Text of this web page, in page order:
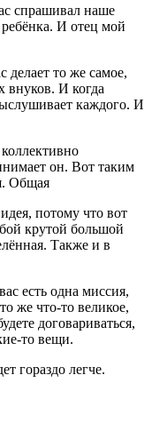
спрашивал наше
И отец мой
делает то же самое,
внуков. И когда
каждого. И
он. Вот таким
Общая
потому что вот
крутой большой
Также и в
есть одна миссия,
же что-то великое,
договариваться,
то вещи.
гораздо легче.